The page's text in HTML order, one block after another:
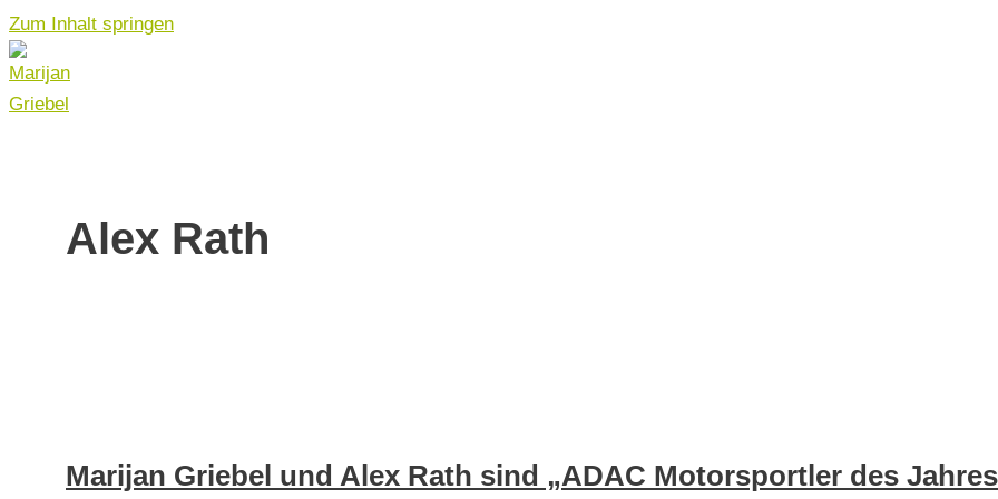
Zum Inhalt springen
Alex Rath
Marijan Griebel und Alex Rath sind „ADAC Motorsportler des